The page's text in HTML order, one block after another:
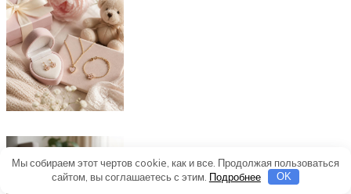
Мы собираем этот чертов cookie, как и все. Продолжая пользоваться
сайтом, вы соглашаетесь с этим. Подробнее OK